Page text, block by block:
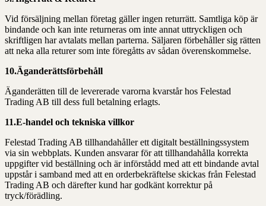
Vid försäljning mellan företag gäller ingen returrätt. Samtliga köp är
bindande och kan inte returneras om inte annat uttryckligen och
skriftligen har avtalats mellan parterna. Säljaren förbehåller sig rätten
att neka alla returer som inte föregåtts av sådan överenskommelse.
10.Äganderättsförbehåll
Äganderätten till de levererade varorna kvarstår hos Felestad
Trading AB till dess full betalning erlagts.
11.E-handel och tekniska villkor
Felestad Trading AB tillhandahåller ett digitalt beställningssystem
via sin webbplats. Kunden ansvarar för att tillhandahålla korrekta
uppgifter vid beställning och är införstådd med att ett bindande avtal
uppstår i samband med att en orderbekräftelse skickas från Felestad
Trading AB och därefter kund har godkänt korrektur på
tryck/förädling.